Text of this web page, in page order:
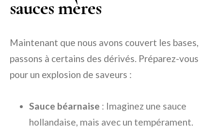
sauces mères
Maintenant que nous avons couvert les bases,
passons à certains des dérivés. Préparez-vous
pour un explosion de saveurs :
Sauce béarnaise : Imaginez une sauce
hollandaise, mais avec un tempérament.